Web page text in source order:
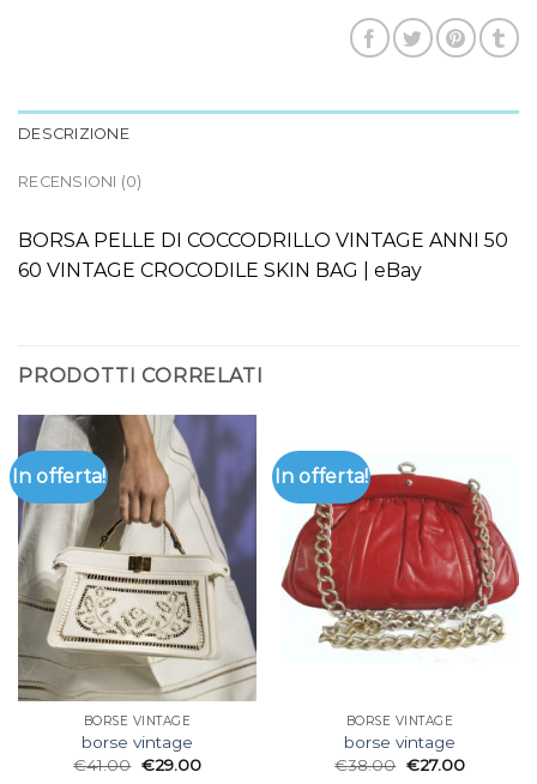
DESCRIZIONE
RECENSIONI (0)
BORSA PELLE DI COCCODRILLO VINTAGE ANNI 50
60 VINTAGE CROCODILE SKIN BAG | eBay
PRODOTTI CORRELATI
In offerta!
BORSE VINTAGE
borse vintage
€41.00 €29.00
In offerta!
BORSE VINTAGE
borse vintage
€38.00 €27.00